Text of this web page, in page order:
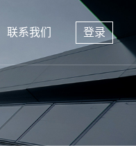
联系我们 登录